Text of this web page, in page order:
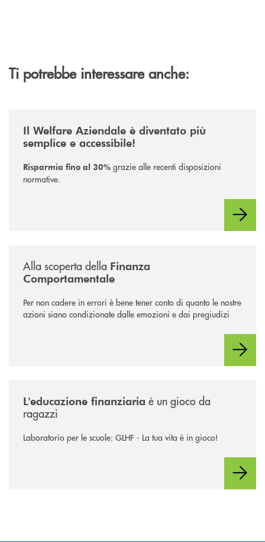
Ti potrebbe interessare anche:
Il Welfare Aziendale è diventato più
semplice e accessibile!
Risparmia fino al 30% grazie alle recenti disposizioni
normative.
Alla scoperta della Finanza
Comportamentale
Per non cadere in errori è bene tener conto di quanto le nostre
azioni siano condizionate dalle emozioni e dai pregiudizi
L'educazione finanziaria è un gioco da
ragazzi
Laboratorio per le scuole: GLHF - La tua vita è in gioco!